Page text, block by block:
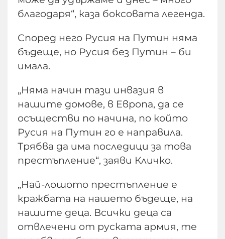
благодаря“, каза боксовата легенда.
Според него Русия на Путин няма
бъдеще, но Русия без Путин – би
имала.
„Няма начин тази инвазия в
нашите домове, в Европа, да се
осъществи по начина, по който
Русия на Путин го е направила.
Трябва да има последици за това
престъпление“, заяви Кличко.
„Най-лошото престъпление е
кражбата на нашето бъдеще, на
нашите деца. Всички деца са
отвлечени от руската армия, те